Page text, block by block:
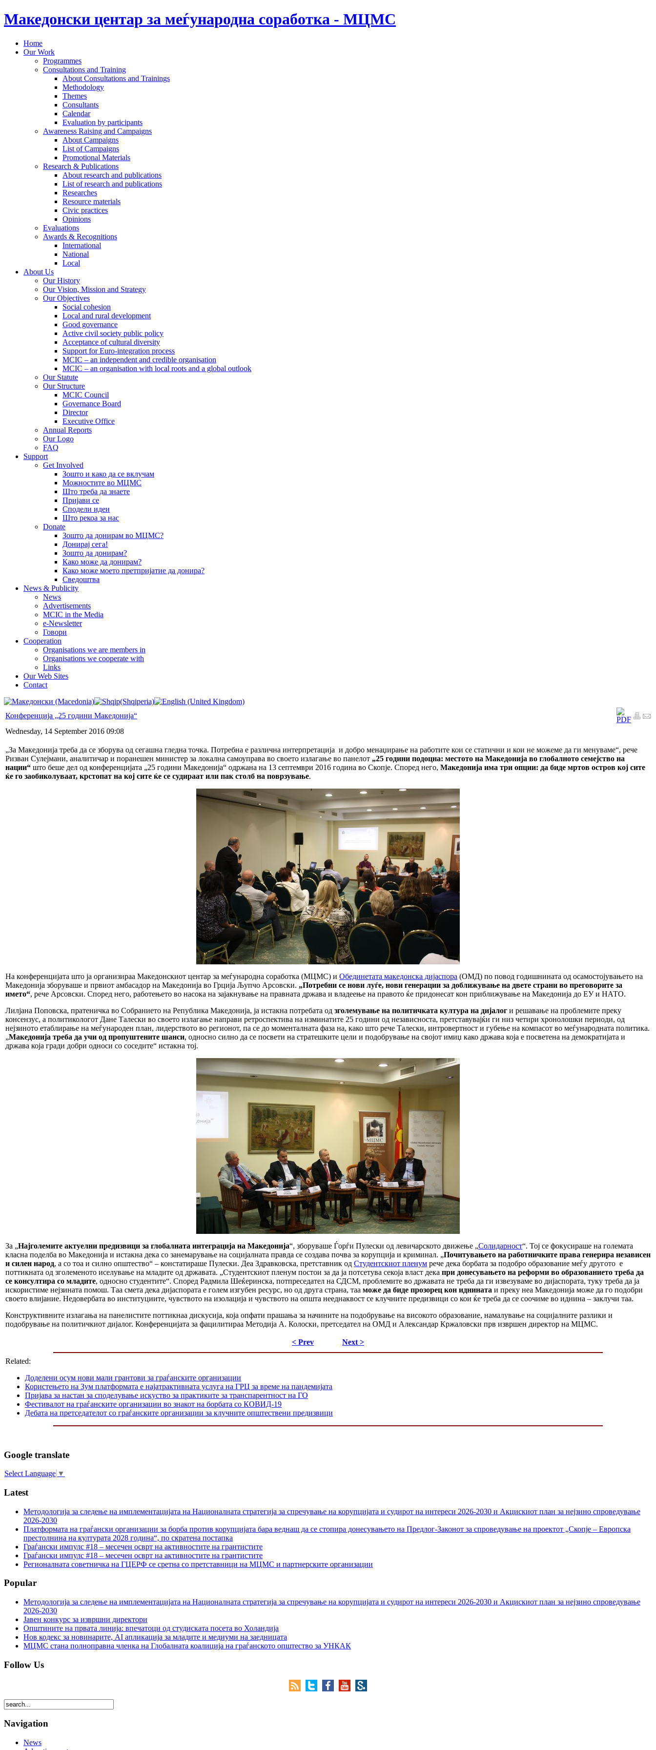
Македонски центар за меѓународна соработка - МЦМС
Home
Our Work
Programmes
Consultations and Training
About Consultations and Trainings
Methodology
Themes
Consultants
Calendar
Evaluation by participants
Awareness Raising and Campaigns
About Campaigns
List of Campaigns
Promotional Materials
Research & Publications
About research and publications
List of research and publications
Researches
Resource materials
Civic practices
Opinions
Evaluations
Awards & Recognitions
International
National
Local
About Us
Our History
Our Vision, Mission and Strategy
Our Objectives
Social cohesion
Local and rural development
Good governance
Active civil society public policy
Acceptance of cultural diversity
Support for Euro-integration process
MCIC – an independent and credible organisation
MCIC – an organisation with local roots and a global outlook
Our Statute
Our Structure
MCIC Council
Governance Board
Director
Executive Office
Annual Reports
Our Logo
FAQ
Support
Get Involved
Зошто и како да се вклучам
Можностите во МЦМС
Што треба да знаете
Пријави се
Сподели идеи
Што рекоа за нас
Donate
Зошто да донирам во МЦМС?
Донирај сега!
Зошто да донирам?
Како може да донирам?
Како може моето претпријатие да донира?
Сведоштва
News & Publicity
News
Advertisements
MCIC in the Media
e-Newsletter
Говори
Cooperation
Organisations we are members in
Organisations we cooperate with
Links
Our Web Sites
Contact
Конференција „25 години Македонија“
Wednesday, 14 September 2016 09:08
„За Македонија треба да се зборува од сегашна гледна точка. Потребна е различна интерпретација и добро менаџирање на работите кои се статични и кои не можеме да ги менуваме“, рече
Ризван Сулејмани, аналитичар и поранешен министер за локална самоуправа во своето излагање во панелот „25 години подоцна: местото на Македонија во глобалното семејство на
нации“ што беше дел од конференцијата „25 години Македонија“ одржана на 13 септември 2016 година во Скопје. Според него, Македонија има три опции: да биде мртов остров кој сите
ќе го заобиколуваат, крстопат на кој сите ќе се судираат или пак столб на поврзување.
На конференцијата што ја организираа Македонскиот центар за меѓународна соработка (МЦМС) и Обединетата македонска дијаспора (ОМД) по повод годишнината од осамостојувањето на
Македонија зборуваше и првиот амбасадор на Македонија во Грција Љупчо Арсовски. „Потребни се нови луѓе, нови генерации за доближување на двете страни во преговорите за
името“, рече Арсовски. Според него, работењето во насока на зајакнување на правната држава и владеење на правото ќе придонесат кон приближување на Македонија до ЕУ и НАТО.
Лилјана Поповска, пратеничка во Собранието на Република Македонија, ја истакна потребата од зголемување на политичката култура на дијалог и решавање на проблемите преку
консензус, а политикологот Дане Талески во своето излагање направи ретроспектива на изминатите 25 години од независноста, претставувајќи ги низ четири хронолошки периоди, од
нејзиното етаблирање на меѓународен план, лидерството во регионот, па се до моменталната фаза на, како што рече Талески, интровертност и губење на компасот во меѓународната политика.
„Македонија треба да учи од пропуштените шанси, односно силно да се посвети на стратешките цели и подобрување на својот имиџ како држава која е посветена на демократијата и
држава која гради добри односи со соседите“ истакна тој.
За „Најголемите актуелни предизвици за глобалната интеграција на Македонија“, зборуваше Ѓорѓи Пулески од левичарското движење „Солидарност“. Тој се фокусираше на големата
класна поделба во Македонија и истакна дека со занемарување на социјалната правда се создава почва за корупција и криминал. „Почитувањето на работничките права генерира независен
и силен народ, а со тоа и силно општество“ – констатираше Пулески. Деа Здравковска, претставник од Студентскиот пленум рече дека борбата за подобро образование меѓу другото е
поттикната од зголеменото иселување на младите од државата. „Студентскиот пленум постои за да ја потсетува секоја власт дека при донесувањето на реформи во образованието треба да
се консултира со младите, односно студентите“. Според Радмила Шеќеринска, потпреседател на СДСМ, проблемите во државата не треба да ги извезуваме во дијаспората, туку треба да ја
искористиме нејзината помош. Таа смета дека дијаспората е голем изгубен ресурс, но од друга страна, таа може да биде прозорец кон иднината и преку неа Македонија може да го подобри
своето влијание. Недовербата во институциите, чувството на изолација и чувството на општа нееднаквост се клучните предизвици со кои ќе треба да се соочиме во иднина – заклучи таа.
Конструктивните излагања на панелистите поттикнаа дискусија, која опфати прашања за начините на подобрување на високото образование, намалување на социјалните разлики и
подобрување на политичкиот дијалог. Конференцијата за фацилитираа Методија А. Колоски, претседател на ОМД и Александар Кржаловски прв извршен директор на МЦМС.
< Prev Next >
Related:
Доделени осум нови мали грантови за граѓанските организации
Користењето на Зум платформата е најатрактивната услуга на ГРЦ за време на пандемијата
Пријава за настан за споделување искуство за практиките за транспарентност на ГО
Фестивалот на граѓанските организации во знакот на борбата со КОВИД-19
Дебата на претседателот со граѓанските организации за клучните општествени предизвици
Google translate
Select Language ▼
Latest
Методологија за следење на имплементацијата на Националната стратегија за спречување на корупцијата и судирот на интереси 2026-2030 и Акцискиот план за нејзино спроведување
2026-2030
Платформата на граѓански организации за борба против корупцијата бара веднаш да се стопира донесувањето на Предлог-Законот за спроведување на проектот „Скопје – Европска
престолнина на културата 2028 година“, по скратена постапка
Граѓански импулс #18 – месечен осврт на активностите на грантистите
Граѓански импулс #18 – месечен осврт на активностите на грантистите
Регионалната советничка на ГЦЕРФ се сретна со претставници на МЦМС и партнерските организации
Popular
Методологија за следење на имплементацијата на Националната стратегија за спречување на корупцијата и судирот на интереси 2026-2030 и Акцискиот план за нејзино спроведување
2026-2030
Јавен конкурс за извршни директори
Општините на првата линија: впечатоци од студиската посета во Холандија
Нов кодекс за новинарите, AI апликација за младите и медиуми на заедницата
МЦМС стана полноправна членка на Глобалната коалиција на граѓанското општество за УНКАК
Follow Us
Navigation
News